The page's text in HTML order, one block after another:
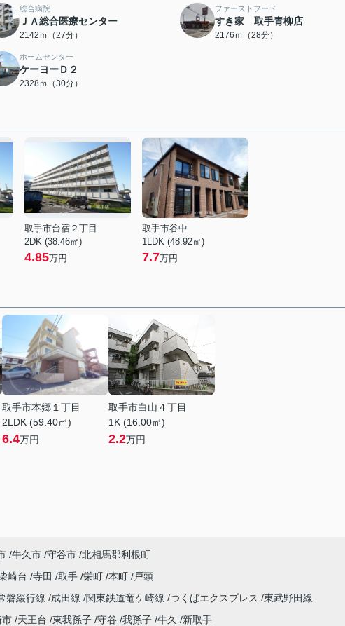
総合病院
ＪＡ総合医療センター
2142ｍ（27分）
ファーストフード
すき家 取手青柳店
2176ｍ（28分）
ホームセンター
ケーヨーＤ２
2328ｍ（30分）
取手市台宿２丁目
2DK (38.46㎡)
4.85万円
取手市谷中
1LDK (48.92㎡)
7.7万円
取手市本郷１丁目
2LDK (59.40㎡)
6.4万円
取手市白山４丁目
1K (16.00㎡)
2.2万円
牛久市 守谷市 北相馬郡利根町
崎台 寺田 取手 栄町 本町
戸頭
磐緩行線 成田線 関東鉄道竜ケ崎線 つくばエクスプレス
東武野田線
市 天王台 東我孫子 守谷 我孫子 牛久 新取手